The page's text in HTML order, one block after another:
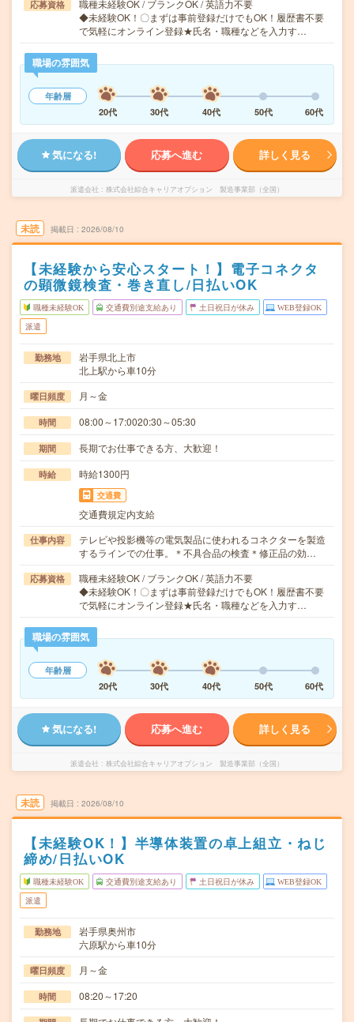
応募資格
職種未経験OK / ブランクOK / 英語力不要
◆未経験OK！〇まずは事前登録だけでもOK！履歴書不要
で気軽にオンライン登録★氏名・職種などを入力す…
職場の雰囲気
年齢層
20代
30代 40代 50代 60代
気になる! 応募へ進む 詳しく見る
派遣会社 株式会社綜合キャリアオプション 製造事業部（全国）
未読 掲載日 2026/08/10
【未経験から安心スタート！】電子コネクタ
の顕微鏡検査・巻き直し/日払いOK
職種未経験OK 交通費別途支給あり 土日祝日が休み WEB登録OK
派遣
勤務地
岩手県北上市
北上駅から車10分
曜日頻度 月～金
時間 08:00～17:0020:30～05:30
期間 長期でお仕事できる方、大歓迎！
時給 時給1300円
交通費
交通費規定内支給
仕事内容
テレビや投影機等の電気製品に使われるコネクターを製造
するラインでの仕事。＊不具合品の検査＊修正品の効…
応募資格
職種未経験OK / ブランクOK / 英語力不要
◆未経験OK！〇まずは事前登録だけでもOK！履歴書不要
で気軽にオンライン登録★氏名・職種などを入力す…
職場の雰囲気
年齢層
20代
30代 40代 50代 60代
気になる! 応募へ進む 詳しく見る
派遣会社 株式会社綜合キャリアオプション 製造事業部（全国）
未読 掲載日 2026/08/10
【未経験OK！】半導体装置の卓上組立・ねじ
締め/日払いOK
職種未経験OK 交通費別途支給あり 土日祝日が休み WEB登録OK
派遣
勤務地
岩手県奥州市
六原駅から車10分
曜日頻度 月～金
時間 08:20～17:20